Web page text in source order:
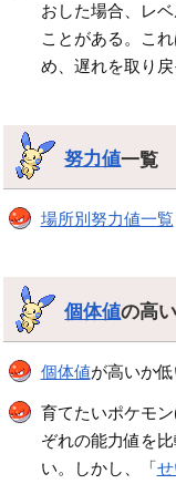
おした場合、レ
ことがある。こ
め、遅れを取り戻
努力値一
場所別努力値一覧
個体値の高
個体値が高いか
育てたいポケモ
ぞれの能力値を
い。しかし、「せ